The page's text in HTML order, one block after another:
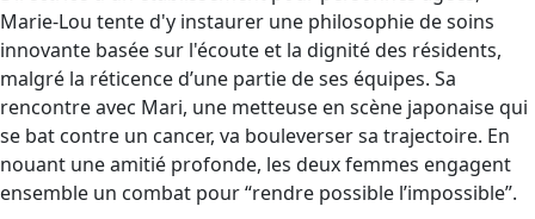
Marie-Lou tente d'y instaurer une philosophie de soins
innovante basée sur l'écoute et la dignité des résidents,
malgré la réticence d’une partie de ses équipes. Sa
rencontre avec Mari, une metteuse en scène japonaise qui
se bat contre un cancer, va bouleverser sa trajectoire. En
nouant une amitié profonde, les deux femmes engagent
ensemble un combat pour “rendre possible l’impossible”.